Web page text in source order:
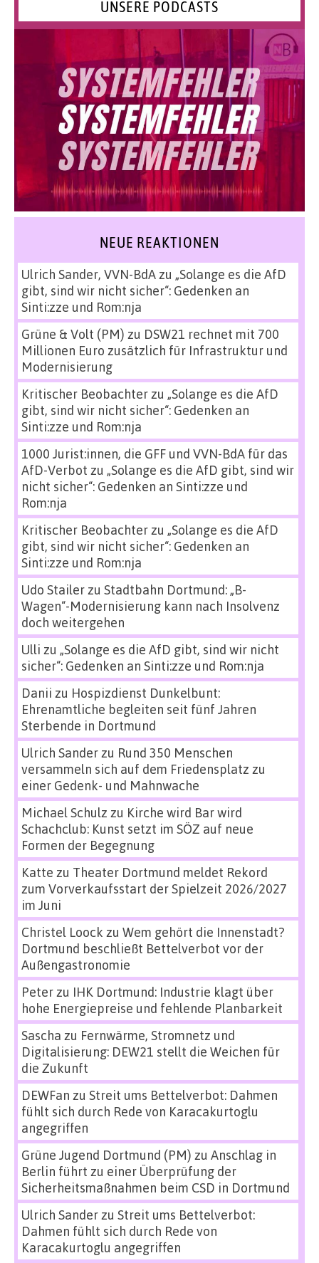
UNSERE PODCASTS
NEUE REAKTIONEN
Ulrich Sander, VVN-BdAzu „Solange es die AfD
gibt, sind wir nicht sicher“: Gedenken an
Sinti:zze und Rom:nja
Grüne & Volt (PM) zu DSW21 rechnet mit 700
Millionen Euro zusätzlich für Infrastruktur und
Modernisierung
Kritischer Beobachterzu „Solange es die AfD
gibt, sind wir nicht sicher“: Gedenken an
Sinti:zze und Rom:nja
1000 Jurist:innen, die GFF und VVN-BdA für das
AfD-Verbot zu „Solange es die AfD gibt, sind wir
nicht sicher“: Gedenken an Sinti:zze und
Rom:nja
Kritischer Beobachterzu „Solange es die AfD
gibt, sind wir nicht sicher“: Gedenken an
Sinti:zze und Rom:nja
Udo Stailerzu Stadtbahn Dortmund: „B-
Wagen“-Modernisierung kann nach Insolvenz
doch weitergehen
Ulli zu „Solange es die AfD gibt, sind wir nicht
sicher“: Gedenken an Sinti:zze und Rom:nja
Danii zu Hospizdienst Dunkelbunt:
Ehrenamtliche begleiten seit fünf Jahren
Sterbende in Dortmund
Ulrich Sanderzu Rund 350 Menschen
versammeln sich auf dem Friedensplatz zu
einer Gedenk- und Mahnwache
Michael Schulz zu Kirche wird Bar wird
Schachclub: Kunst setzt im SÖZ auf neue
Formen der Begegnung
Katte zu Theater Dortmund meldet Rekord
zum Vorverkaufsstart der Spielzeit 2026/2027
im Juni
Christel Loock zu Wem gehört die Innenstadt?
Dortmund beschließt Bettelverbot vor der
Außengastronomie
Peterzu IHK Dortmund: Industrie klagt über
hohe Energiepreise und fehlende Planbarkeit
Sascha zu Fernwärme, Stromnetz und
Digitalisierung: DEW21 stellt die Weichen für
die Zukunft
DEWFan zu Streit ums Bettelverbot: Dahmen
fühlt sich durch Rede von Karacakurtoglu
angegriffen
Grüne Jugend Dortmund (PM) zu Anschlag in
Berlin führt zu einer Überprüfung der
Sicherheitsmaßnahmen beim CSD in Dortmund
Ulrich Sanderzu Streit ums Bettelverbot:
Dahmen fühlt sich durch Rede von
Karacakurtoglu angegriffen